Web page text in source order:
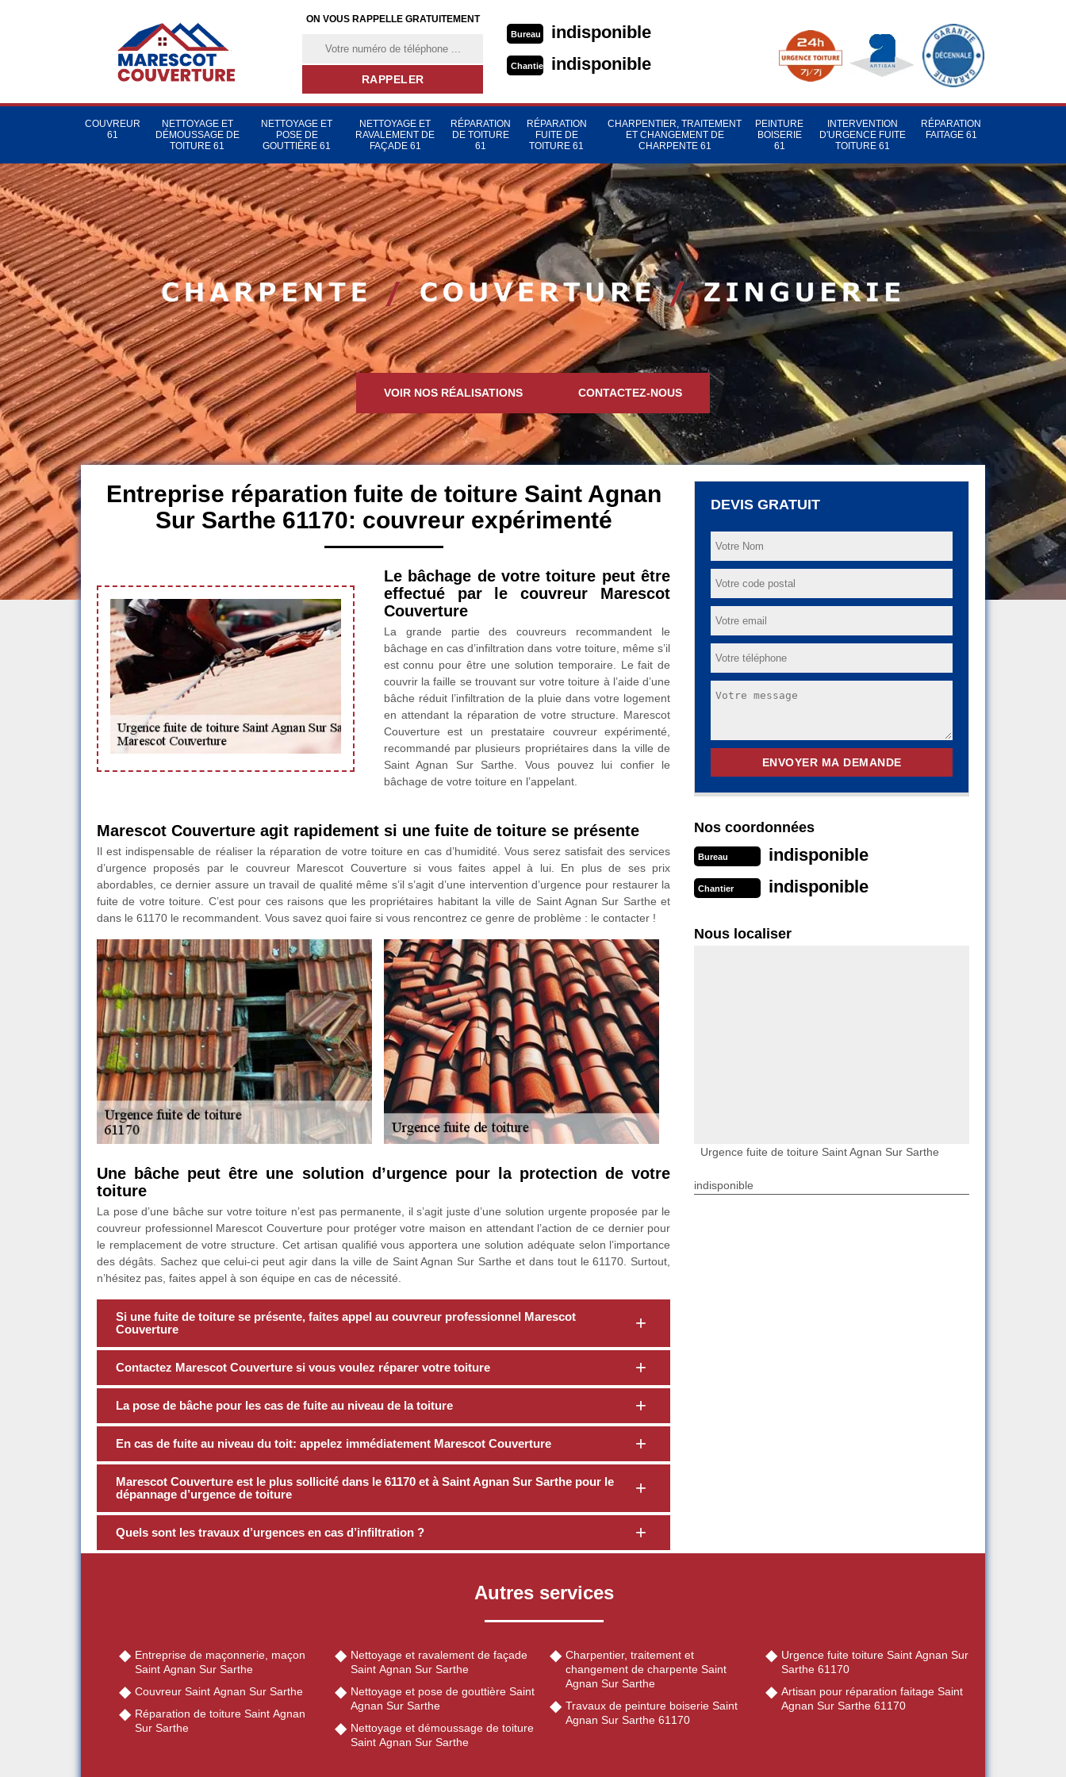
ON VOUS RAPPELLE GRATUITEMENT
Bureau indisponible
Chantier indisponible
COUVREUR
61
NETTOYAGE ET
DÉMOUSSAGE DE
TOITURE 61
NETTOYAGE ET
POSE DE
GOUTTIÈRE 61
NETTOYAGE ET
RAVALEMENT DE
FAÇADE 61
RÉPARATION
DE TOITURE
61
RÉPARATION
FUITE DE
TOITURE 61
CHARPENTIER, TRAITEMENT
ET CHANGEMENT DE
CHARPENTE 61
PEINTURE
BOISERIE
61
INTERVENTION
D'URGENCE FUITE
TOITURE 61
RÉPARATION
FAITAGE 61
VOIR NOS RÉALISATIONS CONTACTEZ-NOUS
Entreprise réparation fuite de toiture Saint Agnan
Sur Sarthe 61170: couvreur expérimenté
Le bâchage de votre toiture peut être
effectué par le couvreur Marescot
Couverture
La grande partie des couvreurs recommandent le
bâchage en cas d’infiltration dans votre toiture, même s’il
est connu pour être une solution temporaire. Le fait de
couvrir la faille se trouvant sur votre toiture à l’aide d’une
bâche réduit l’infiltration de la pluie dans votre logement
en attendant la réparation de votre structure. Marescot
Couverture est un prestataire couvreur expérimenté,
recommandé par plusieurs propriétaires dans la ville de
Saint Agnan Sur Sarthe. Vous pouvez lui confier le
bâchage de votre toiture en l’appelant.
Marescot Couverture agit rapidement si une fuite de toiture se présente
Il est indispensable de réaliser la réparation de votre toiture en cas d’humidité. Vous serez satisfait des services
d’urgence proposés par le couvreur Marescot Couverture si vous faites appel à lui. En plus de ses prix
abordables, ce dernier assure un travail de qualité même s’il s’agit d’une intervention d’urgence pour restaurer la
fuite de votre toiture. C’est pour ces raisons que les propriétaires habitant la ville de Saint Agnan Sur Sarthe et
dans le 61170 le recommandent. Vous savez quoi faire si vous rencontrez ce genre de problème : le contacter !
Une bâche peut être une solution d’urgence pour la protection de votre
toiture
La pose d’une bâche sur votre toiture n’est pas permanente, il s’agit juste d’une solution urgente proposée par le
couvreur professionnel Marescot Couverture pour protéger votre maison en attendant l’action de ce dernier pour
le remplacement de votre structure. Cet artisan qualifié vous apportera une solution adéquate selon l’importance
des dégâts. Sachez que celui-ci peut agir dans la ville de Saint Agnan Sur Sarthe et dans tout le 61170. Surtout,
n’hésitez pas, faites appel à son équipe en cas de nécessité.
Si une fuite de toiture se présente, faites appel au couvreur professionnel Marescot
Couverture
Contactez Marescot Couverture si vous voulez réparer votre toiture
La pose de bâche pour les cas de fuite au niveau de la toiture
En cas de fuite au niveau du toit: appelez immédiatement Marescot Couverture
Marescot Couverture est le plus sollicité dans le 61170 et à Saint Agnan Sur Sarthe pour le
dépannage d’urgence de toiture
Quels sont les travaux d’urgences en cas d’infiltration ?
DEVIS GRATUIT
Nos coordonnées
Bureau indisponible
Chantier indisponible
Nous localiser
Urgence fuite de toiture Saint Agnan Sur Sarthe
indisponible
Autres services
Entreprise de maçonnerie, maçon
Saint Agnan Sur Sarthe
Couvreur Saint Agnan Sur Sarthe
Réparation de toiture Saint Agnan
Sur Sarthe
Nettoyage et ravalement de façade
Saint Agnan Sur Sarthe
Nettoyage et pose de gouttière Saint
Agnan Sur Sarthe
Nettoyage et démoussage de toiture
Saint Agnan Sur Sarthe
Charpentier, traitement et
changement de charpente Saint
Agnan Sur Sarthe
Travaux de peinture boiserie Saint
Agnan Sur Sarthe 61170
Urgence fuite toiture Saint Agnan Sur
Sarthe 61170
Artisan pour réparation faitage Saint
Agnan Sur Sarthe 61170